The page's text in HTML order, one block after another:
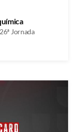
Jornada